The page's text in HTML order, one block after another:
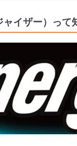
イザー）って